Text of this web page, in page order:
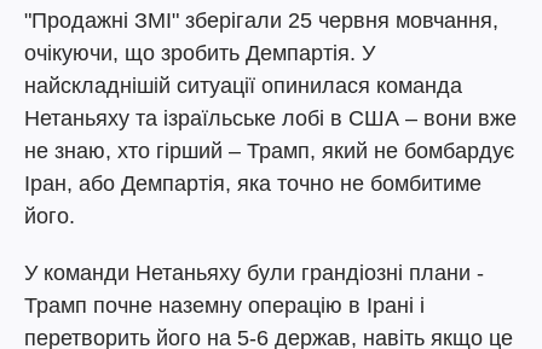
"Продажні ЗМІ" зберігали 25 червня мовчання,
очікуючи, що зробить Демпартія. У
найскладнішій ситуації опинилася команда
Нетаньяху та ізраїльське лобі в США – вони вже
не знаю, хто гірший – Трамп, який не бомбардує
Іран, або Демпартія, яка точно не бомбитиме
його.
У команди Нетаньяху були грандіозні плани -
Трамп почне наземну операцію в Ірані і
перетворить його на 5-6 держав, навіть якщо це